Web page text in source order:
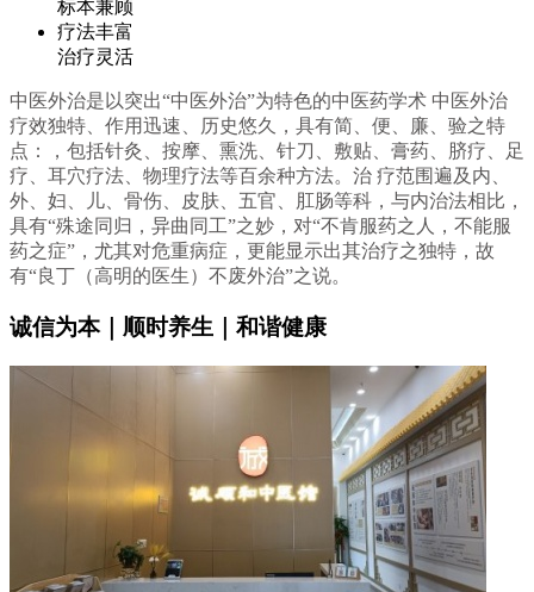
标本兼顾
疗法丰富
治疗灵活
中医外治是以突出“中医外治”为特色的中医药学术 中医外治
疗效独特、作用迅速、历史悠久，具有简、便、廉、验之特
点：，包括针灸、按摩、熏洗、针刀、敷贴、膏药、脐疗、足
疗、耳穴疗法、物理疗法等百余种方法。治 疗范围遍及内、
外、妇、儿、骨伤、皮肤、五官、肛肠等科，与内治法相比，
具有“殊途同归，异曲同工”之妙，对“不肯服药之人，不能服
药之症”，尤其对危重病症，更能显示出其治疗之独特，故
有“良丁（高明的医生）不废外治”之说。
诚信为本｜顺时养生｜和谐健康